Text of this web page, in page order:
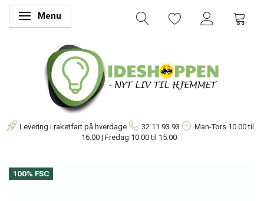
Skifte navigation
Menu
Levering i raketfart på hverdage 32 11 93 93 Man-Tors 10.00 til
16.00 | Fredag 10.00 til 15.00
100% FSC